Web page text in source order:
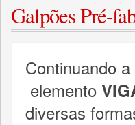
Galpões Pré-
Continuando
elemento
diversas